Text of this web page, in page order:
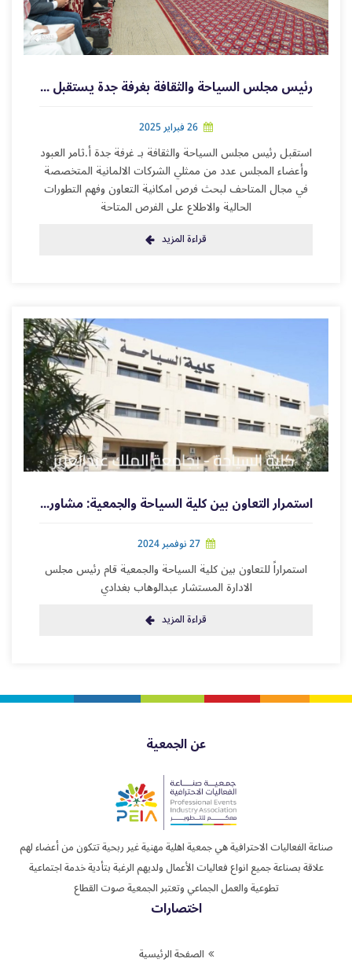
رئيس مجلس السياحة والثقافة بغرفة جدة يستقبل ممثلي الشركات الألمانية
26 فبراير 2025
استقبل رئيس مجلس السياحة والثقافة بـ غرفة جدة أ.ثامر العبود
وأعضاء المجلس عدد من ممثلي الشركات الالمانية المتخصصة
في مجال المتاحف لبحث فرص امكانية التعاون وفهم التطورات
الحالية والاطلاع على الفرص المتاحة
قراءة المزيد
استمرار التعاون بين كلية السياحة والجمعية: مشاورات حول مبادرة تدريبية قادمة
27 نوفمبر 2024
استمراراً للتعاون بين كلية السياحة والجمعية قام رئيس مجلس
الادارة المستشار عبدالوهاب بغدادي
قراءة المزيد
عن الجمعية
صناعة الفعاليات الاحترافية هي جمعية اهلية مهنية غير ربحية تتكون من أعضاء لهم
علاقة بصناعة جميع انواع فعاليات الأعمال ولديهم الرغبة بتأدية خدمة اجتماعية
تطوعية والعمل الجماعي وتعتبر الجمعية صوت القطاع
اختصارات
الصفحة الرئيسية